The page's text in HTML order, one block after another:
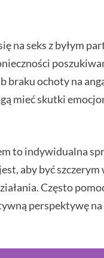
na seks z byłym
ochoty na
mieć skutki
to indywidualna
aby być
Często
perspektywę